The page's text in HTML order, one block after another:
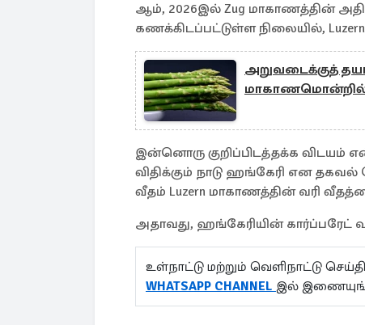
ஆம், 2026இல் Zug மாகாணத்தின்
கணக்கிடப்பட்டுள்ள நிலையில்,
அறுவடைக்குத்
மாகாணமொன்றில்
இன்னொரு குறிப்பிடத்தக்க விடயம்
விதிக்கும் நாடு ஹங்கேரி என தகவல்
வீதம் Luzern மாகாணத்தின் வரி
அதாவது, ஹங்கேரியின் கார்ப்பரேட்
உள்நாட்டு மற்றும் வெளிநாட்டு
WHATSAPP CHANNEL இல்